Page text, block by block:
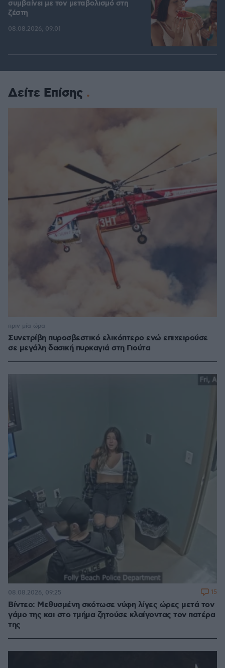
συμβαίνει με τον μεταβολισμό στη
ζέστη
08.08.2026, 09:01
Δείτε Επίσης
Συνετρίβη πυροσβεστικό ελικόπτερο ενώ επιχειρούσε
σε μεγάλη δασική πυρκαγιά στη Γιούτα
πριν μία ώρα
Βίντεο: Μεθυσμένη σκότωσε νύφη λίγες ώρες μετά τον
γάμο της και στο τμήμα ζητούσε κλαίγοντας τον πατέρα
της
08.08.2026, 09:25 15